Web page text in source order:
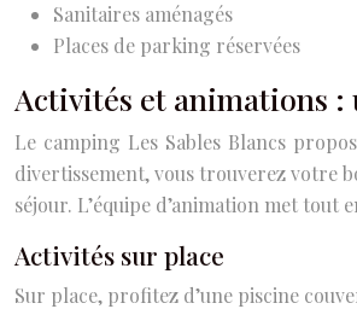
Sanitaires aménagés
Places de parking réservées
Activités et animations :
Le camping Les Sables Blancs
divertissement, vous trouverez votre
séjour. L’équipe d’animation met
Activités sur place
Sur place, profitez d’une piscine